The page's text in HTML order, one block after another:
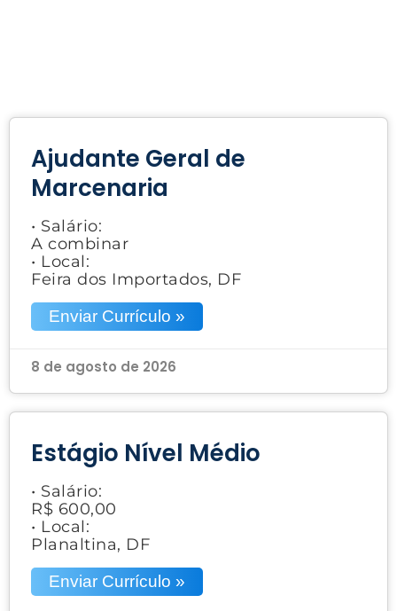
Ajudante Geral de
Marcenaria
• Salário:
A combinar
• Local:
Feira dos Importados, DF
Enviar Currículo »
8 de agosto de 2026
Estágio Nível Médio
• Salário:
R$ 600,00
• Local:
Planaltina, DF
Enviar Currículo »